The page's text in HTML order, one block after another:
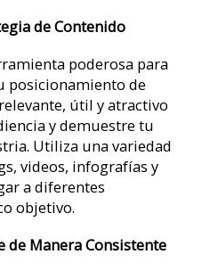
de Contenido
poderosa para
posicionamiento de
útil y atractivo
y demuestre tu
Utiliza una variedad
videos, infografías y
a diferentes
objetivo.
de Manera Consistente